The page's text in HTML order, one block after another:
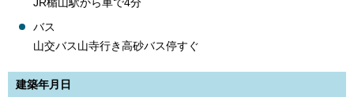
JR楯山駅から車で4分
バス
山交バス山寺行き高砂バス停すぐ
建築年月日